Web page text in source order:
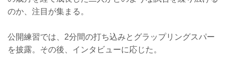
のか、注目が集まる。
公開練習では、2分間の打ち込みとグラップリングスパー
を披露。その後、インタビューに応じた。